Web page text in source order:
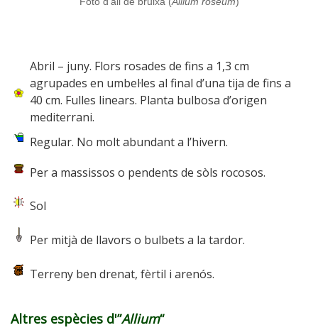
Abril – juny. Flors rosades de fins a 1,3 cm
agrupades en umbel·les al final d’una tija de fins a
40 cm. Fulles linears. Planta bulbosa d’origen
mediterrani.
Regular. No molt abundant a l’hivern.
Per a massissos o pendents de sòls rocosos.
Sol
Per mitjà de llavors o bulbets a la tardor.
Terreny ben drenat, fèrtil i arenós.
Altres espècies d'”Allium“